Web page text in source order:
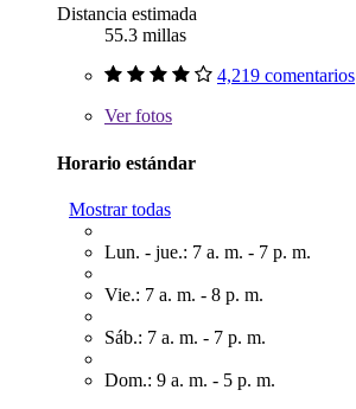
Distancia estimada
55.3 millas
4,219 comentarios
Verfotos
Horario estándar
Mostrar todas
Lun. - jue.: 7 a. m. - 7 p. m.
Vie.: 7 a. m. - 8 p. m.
Sáb.: 7 a. m. - 7 p. m.
Dom.: 9 a. m. - 5 p. m.